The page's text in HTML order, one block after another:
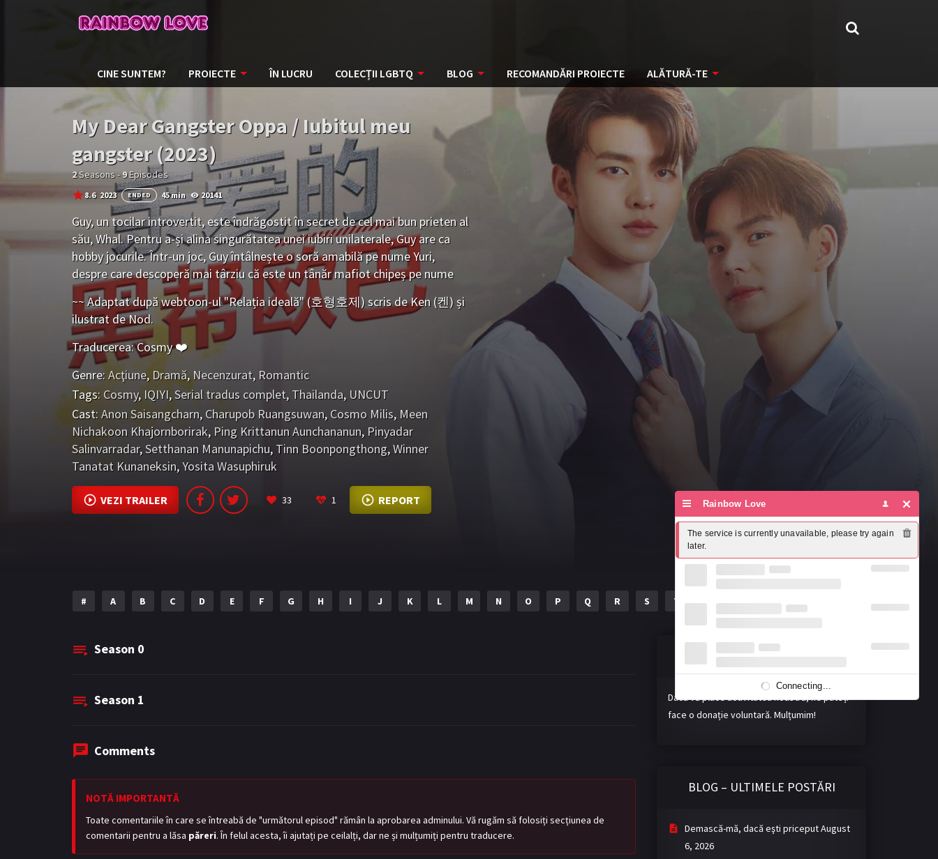
CINE SUNTEM? PROIECTE ÎN LUCRU COLECȚII LGBTQ BLOG RECOMANDĂRI PROIECTE ALĂTURĂ-TE
My Dear Gangster Oppa / Iubitul meu
gangster (2023)
2Seasons -9Episodes
8.6 2023 ENDED 45 min 20141
Guy, un tocilar introvertit, este îndrăgostit în secret de cel mai bun prieten al
său, Whal. Pentru a-și alina singurătatea unei iubiri unilaterale, Guy are ca
hobby jocurile. Într-un joc, Guy întâlnește o soră amabilă pe nume Yuri,
despre care descoperă mai târziu că este un tânăr mafiot chipeș pe nume
Tew. În timp ce Guy începe să își deschidă inima datorită blândeții lui Tew,
află trecutul misterios și terifiant al lui Tew.
~~ Adaptat după webtoon-ul "Relația ideală" (호형호제) scris de Ken (켄) și
ilustrat de Nod.
Traducerea: Cosmy ❤️
Genre:Acţiune, Dramă,Necenzurat, Romantic
Tags: Cosmy, IQIYI,Serial tradus complet, Thailanda, UNCUT
Cast:Anon Saisangcharn, Charupob Ruangsuwan, Cosmo Milis, Meen
Nichakoon Khajornborirak, Ping Krittanun Aunchananun, Pinyadar
Salinvarradar,Setthanan Manunapichu, Tinn Boonpongthong,Winner
Tanatat Kunaneksin,Yosita Wasuphiruk
VEZI TRAILER 33 1 REPORT
# A B C D E F G H I J K L M N O P Q R S T U V
Season 0
Season 1
Comments
NOTĂ IMPORTANTĂ
Toate comentariile în care se întreabă de "următorul episod" rămân la aprobarea adminului. Vă rugăm să folosiți secțiunea de
comentarii pentru a lăsa păreri. În felul acesta, îi ajutați pe ceilalți, dar ne și mulțumiți pentru traducere.
Susțineți misiunea noastră!
Dacă vă place activitatea noastră, ne puteți
face o donație voluntară. Mulțumim!
BLOG – ULTIMELE POSTĂRI
Demască-mă, dacă eşti priceputAugust
6, 2026
Rainbow Love
The service is currently unavailable, please try again
later.
Connecting...